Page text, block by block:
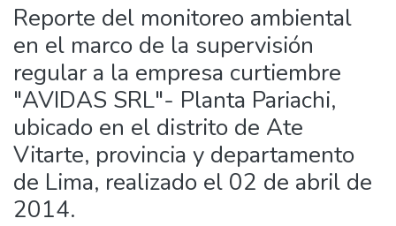
Estad. Externas
Guias ▾
Reporte del monitoreo ambiental
en el marco de la supervisión
regular a la empresa curtiembre
"AVIDAS SRL"- Planta Pariachi,
ubicado en el distrito de Ate
Vitarte, provincia y departamento
de Lima, realizado el 02 de abril de
2014.